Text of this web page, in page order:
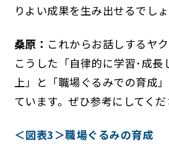
りよい成果を生み出せるでしょ
桑原： これからお話しするヤク
こうした「自律的に学習･成長
上」と「職場ぐるみでの育成
ています。ぜひ参考にしてくだ
＜図表3＞職場ぐるみの育成